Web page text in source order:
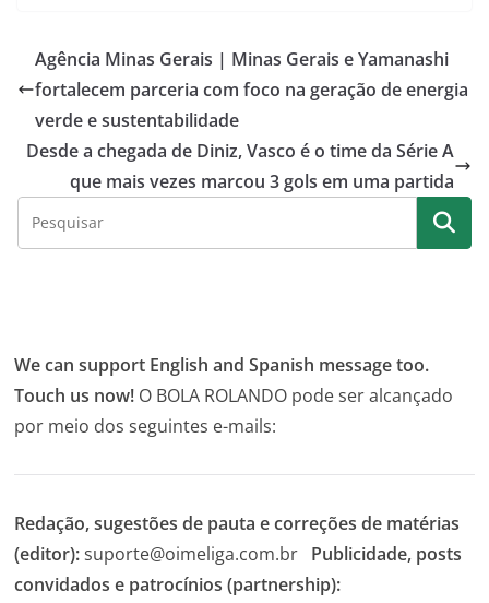
Agência Minas Gerais | Minas Gerais e Yamanashi
fortalecem parceria com foco na geração de energia
verde e sustentabilidade
Desde a chegada de Diniz, Vasco é o time da Série A
que mais vezes marcou 3 gols em uma partida
We can support English and Spanish message too.
Touch us now! O BOLA ROLANDO pode ser alcançado
por meio dos seguintes e-mails:
Redação, sugestões de pauta e correções de matérias
(editor): suporte@oimeliga.com.br Publicidade, posts
convidados e patrocínios (partnership):